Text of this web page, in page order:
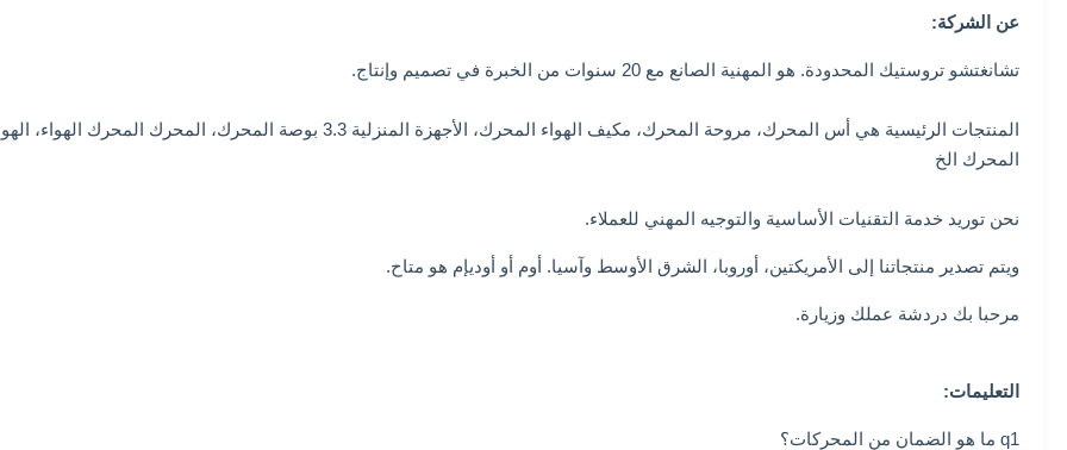
عن الشركة:
تشانغتشو تروستيك المحدودة. هو المهنية الصانع مع 20 سنوات من الخبرة في تصميم وإنتاج.
المنتجات الرئيسية هي أس المحرك، مروحة المحرك، مكيف الهواء المحرك،
المحرك الخ
نحن توريد خدمة التقنيات الأساسية والتوجيه المهني للعملاء.
ويتم تصدير منتجاتنا إلى الأمريكتين، أوروبا، الشرق الأوسط وآسيا. أوم أو أوديإم هو متاح.
مرحبا بك دردشة عملك وزيارة.
التعليمات:
q1 ما هو الضمان من المحركات؟